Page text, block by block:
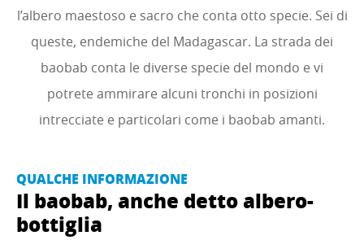
l’albero maestoso e sacro che conta otto specie. Sei di
queste, endemiche del Madagascar. La strada dei
baobab conta le diverse specie del mondo e vi
potrete ammirare alcuni tronchi in posizioni
intrecciate e particolari come i baobab amanti.
QUALCHE INFORMAZIONE
Il baobab, anche detto albero-
bottiglia